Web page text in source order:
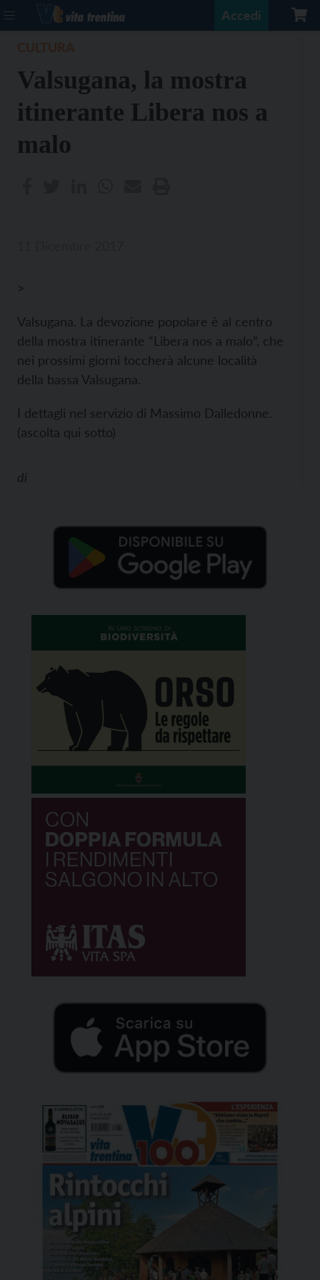
Accedi
Valsugana, la mostra
itinerante Libera nos a
malo
>
Valsugana. La devozione popolare è al centro
della mostra itinerante “Libera nos a malo”, che
nei prossimi giorni toccherà alcune località
della bassa Valsugana.
I dettagli nel servizio di Massimo Dalledonne.
(ascolta qui sotto)
di